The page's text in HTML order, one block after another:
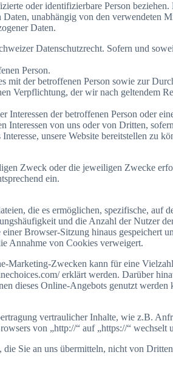
oder identifizierbare Person
unabhängig von den verwendeten
Daten.
Datenschutzrecht. Sofern und
Person.
mit der betroffenen Person sowie zur
Verpflichtung, der wir nach geltendem
der betroffenen Person oder
Interessen von uns oder von Dritten,
unsere Website bereitstellen zu
Zweck oder die jeweiligen Zwecke
ein.
die es ermöglichen, spezifische,
und die Anzahl der Nutzer
Browser-Sitzung hinaus gespeichert
Annahme von Cookies verweigert.
Zwecken kann für eine
erklärt werden. Darüber
dieses Online-Angebots genutzt werden
vertraulicher Inhalte, wie z.B.
von „http://“ auf „https://“
Sie an uns übermitteln, nicht von